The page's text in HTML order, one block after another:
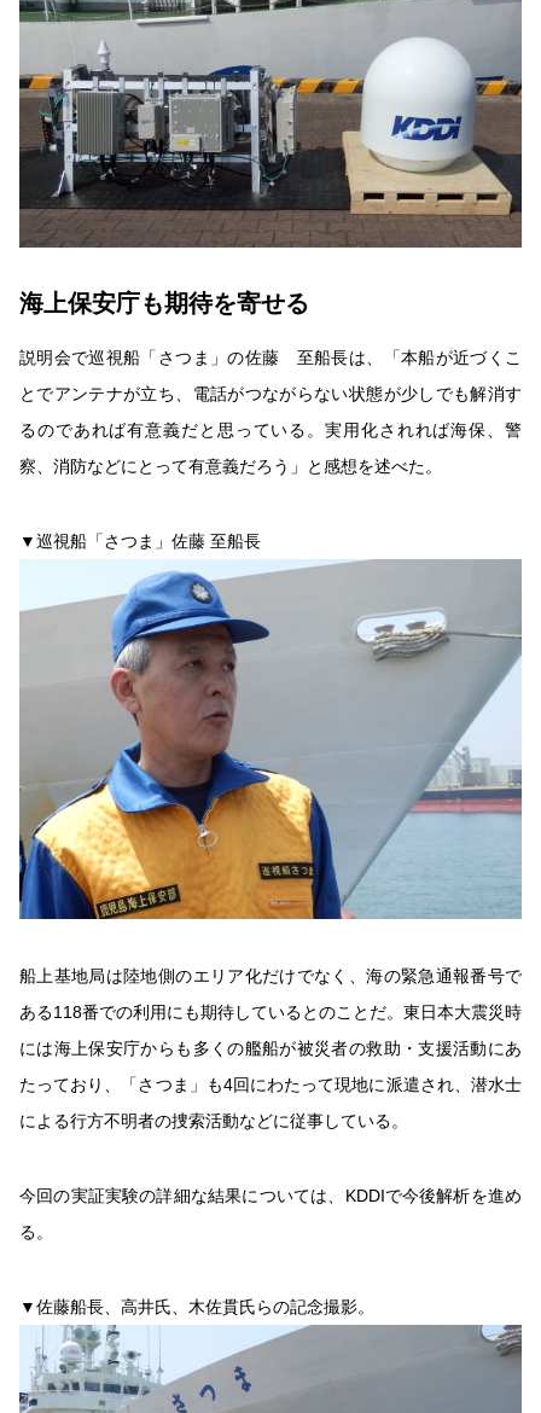
海上保安庁も期待を寄せる
説明会で巡視船「さつま」の佐藤 至船長は、「本船が近づくこ
とでアンテナが立ち、電話がつながらない状態が少しでも解消す
るのであれば有意義だと思っている。実用化されれば海保、警
察、消防などにとって有意義だろう」と感想を述べた。
▼巡視船「さつま」佐藤 至船長
船上基地局は陸地側のエリア化だけでなく、海の緊急通報番号で
ある118番での利用にも期待しているとのことだ。東日本大震災時
には海上保安庁からも多くの艦船が被災者の救助・支援活動にあ
たっており、「さつま」も4回にわたって現地に派遣され、潜水士
による行方不明者の捜索活動などに従事している。
今回の実証実験の詳細な結果については、KDDIで今後解析を進め
る。
▼佐藤船長、高井氏、木佐貫氏らの記念撮影。